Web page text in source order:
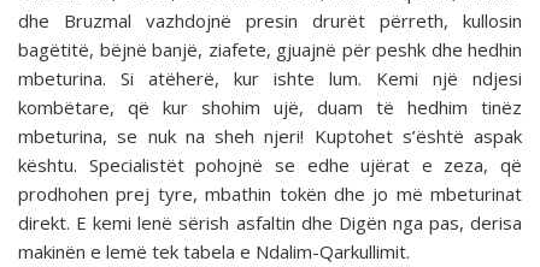
dhe Bruzmal vazhdojnë presin drurët përreth, kullosin
bagëtitë, bëjnë banjë, ziafete, gjuajnë për peshk dhe hedhin
mbeturina. Si atëherë, kur ishte lum. Kemi një ndjesi
kombëtare, që kur shohim ujë, duam të hedhim tinëz
mbeturina, se nuk na sheh njeri! Kuptohet s’është aspak
kështu. Specialistët pohojnë se edhe ujërat e zeza, që
prodhohen prej tyre, mbathin tokën dhe jo më mbeturinat
direkt. E kemi lenë sërish asfaltin dhe Digën nga pas, derisa
makinën e lemë tek tabela e Ndalim-Qarkullimit.